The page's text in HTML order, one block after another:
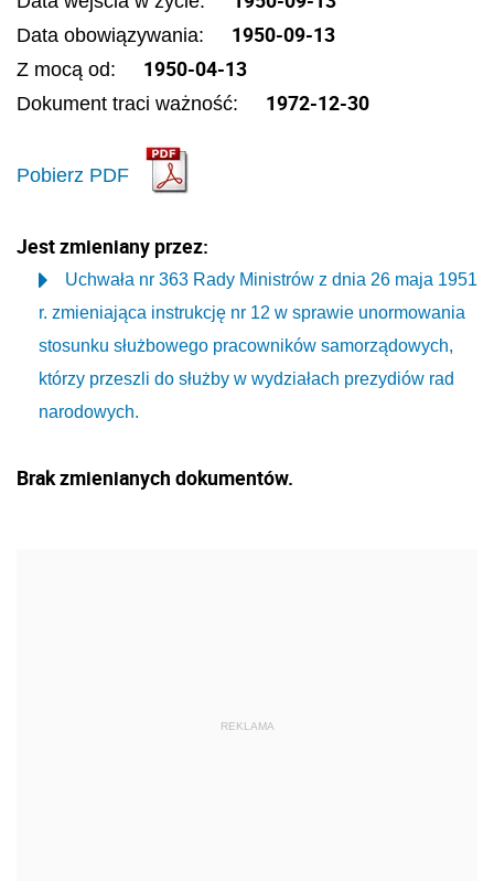
Data obowiązywania: 1950-09-13
Z mocą od: 1950-04-13
Dokument traci ważność: 1972-12-30
Pobierz PDF
Jest zmieniany przez:
Uchwała nr 363 Rady Ministrów z dnia 26 maja 1951
r. zmieniająca instrukcję nr 12 w sprawie unormowania
stosunku służbowego pracowników samorządowych,
którzy przeszli do służby w wydziałach prezydiów rad
narodowych.
Brak zmienianych dokumentów.